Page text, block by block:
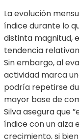
La evolución
índice durante lo
distinta magnitud,
tendencia
Sin embargo, al
actividad marca
podría repetirse
mayor base de
Silva asegura que
índice con un alza
crecimiento, si